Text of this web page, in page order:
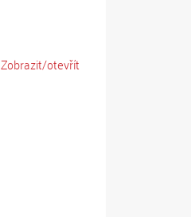
Zobrazit/otevřít